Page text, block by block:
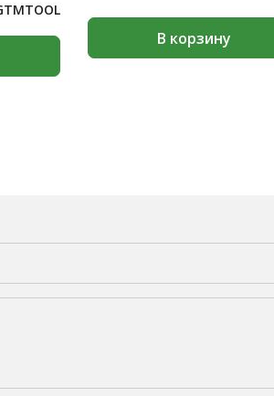
В корзину